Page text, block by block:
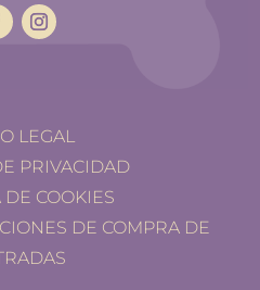
LEGAL
PRIVACIDAD
DE COOKIES
DE COMPRA DE